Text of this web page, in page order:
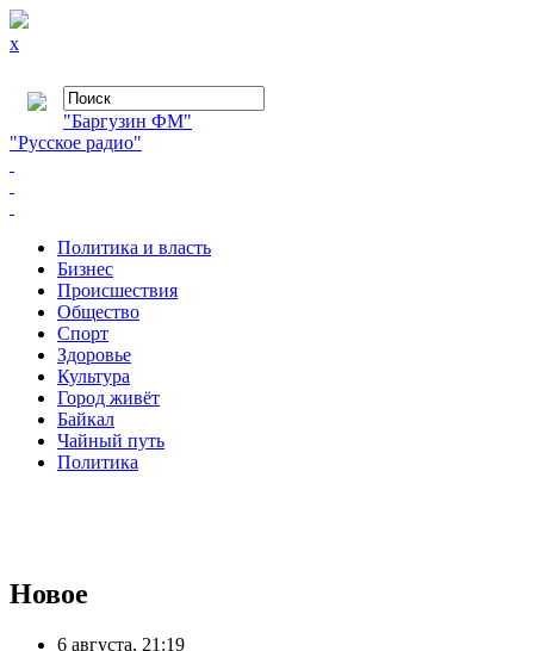
x
"Баргузин ФМ"
"Русское радио"
Политика и власть
Бизнес
Происшествия
Общество
Cпорт
Здоровье
Культура
Город живёт
Байкал
Чайный путь
Политика
Новое
6 августа, 21:19